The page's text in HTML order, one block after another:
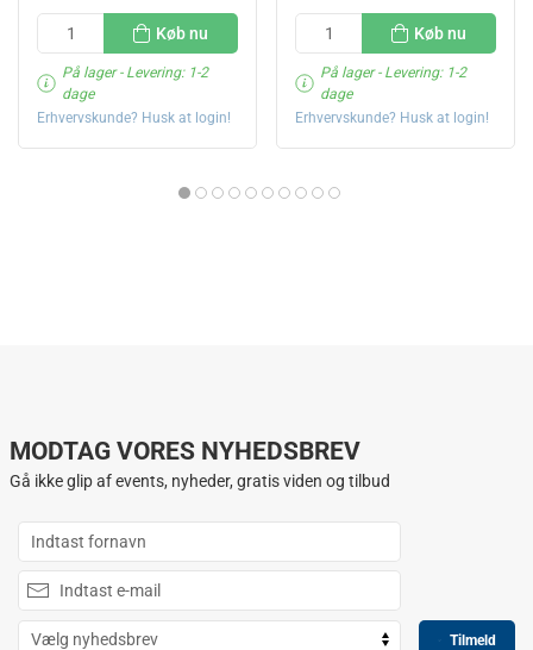
Køb nu
På lager- Levering: 1-2
dage
Erhvervskunde? Husk at login!
Køb nu
På lager- Levering: 1-2
dage
Erhvervskunde? Husk at login!
MODTAG VORES NYHEDSBREV
Gå ikke glip af events, nyheder, gratis viden og tilbud
Tilmeld